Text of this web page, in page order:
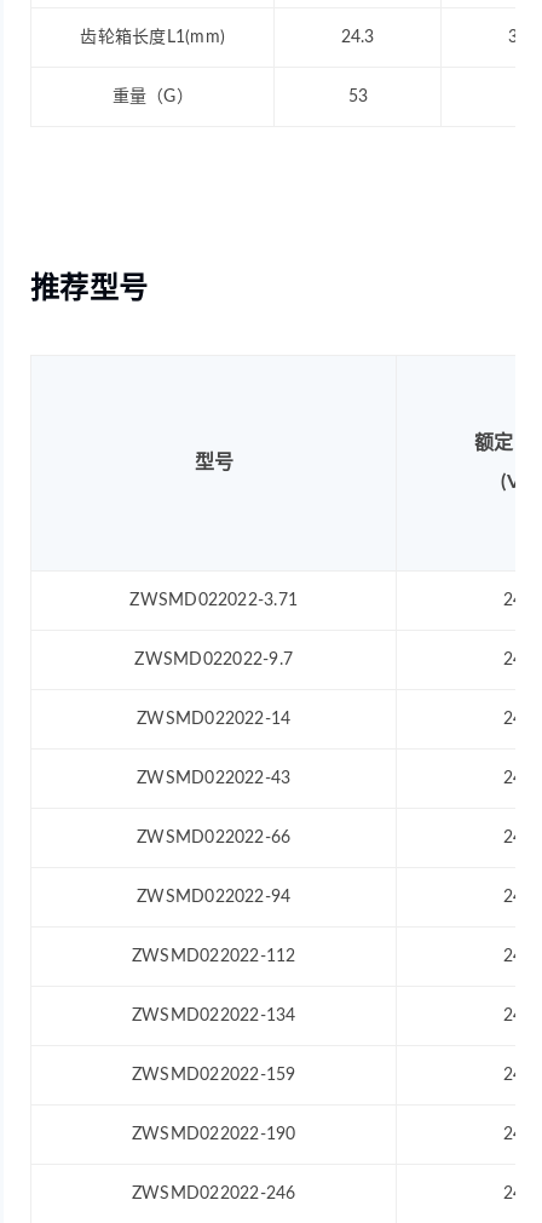
齿轮箱长度L1(mm) 24.3 32.8
重量（G） 53
推荐型号
型号
额定电
(V)
ZWSMD022022-3.71 24
ZWSMD022022-9.7 24
ZWSMD022022-14 24
ZWSMD022022-43 24
ZWSMD022022-66 24
ZWSMD022022-94 24
ZWSMD022022-112 24
ZWSMD022022-134 24
ZWSMD022022-159 24
ZWSMD022022-190 24
ZWSMD022022-246 24